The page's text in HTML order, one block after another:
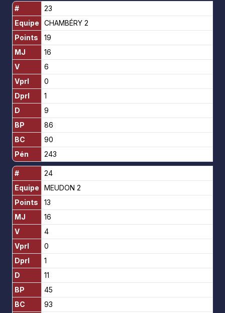
#
Equipe
Points
MJ
V
Vprl
Dprl
D
BP
BC
Pén
#
Equipe
Points
MJ
V
Vprl
Dprl
D
BP
BC
23
CHAMBÉRY 2
19
16
6
0
1
9
86
90
243
24
MEUDON 2
13
16
4
0
1
11
45
93